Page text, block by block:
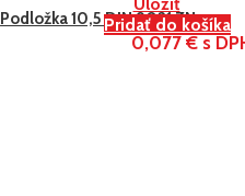
Pridať do košíka
Podložka 10,5 DIN 9021 ZN
0,077 € s